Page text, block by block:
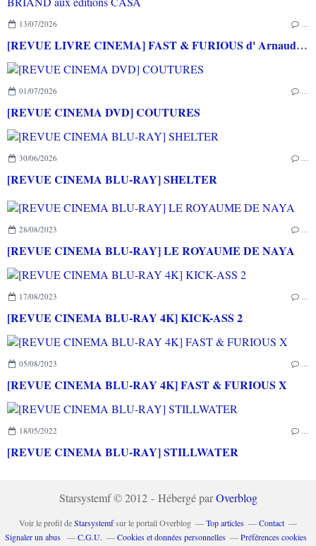
13/07/2026 …
[REVUE LIVRE CINEMA] FAST & FURIOUS d' Arnaud BRIAND aux éditions CASA
01/07/2026 …
[REVUE CINEMA DVD] COUTURES
30/06/2026 …
[REVUE CINEMA BLU-RAY] SHELTER
28/08/2023 …
[REVUE CINEMA BLU-RAY] LE ROYAUME DE NAYA
17/08/2023 …
[REVUE CINEMA BLU-RAY 4K] KICK-ASS 2
05/08/2023 …
[REVUE CINEMA BLU-RAY 4K] FAST & FURIOUS X
18/05/2022 …
[REVUE CINEMA BLU-RAY] STILLWATER
Starsystemf © 2012 - Hébergé parOverblog
Voir le profil deStarsystemfsur le portail Overblog Top articles
Contact
Signaler un abus
C.G.U. Cookies et données personnelles Préférences cookies